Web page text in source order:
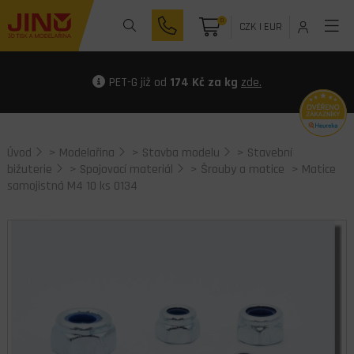
0 CZK| EUR
PET-G již od 174 Kč za kg zde.
Úvod > Modelařina > Stavba modelu > Stavební
bižuterie
> Spojovací materiál > Šrouby a matice > Matice
samojistná M4 10 ks 0134